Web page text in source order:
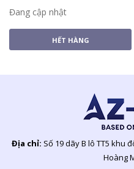
Đang cập nhật
HẾT HÀNG
Địa chỉ: Số 19 dãy B lô TT5 khu
Hoàng